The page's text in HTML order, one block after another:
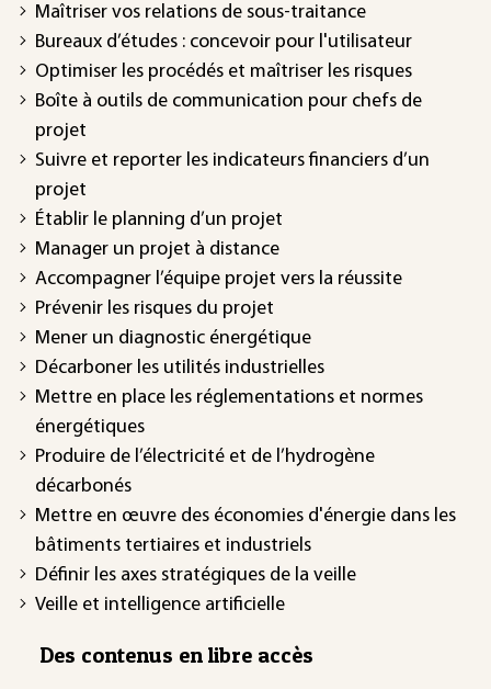
Maîtriser vos relations de sous-traitance
Bureaux d’études : concevoir pour l'utilisateur
Optimiser les procédés et maîtriser les risques
Boîte à outils de communication pour chefs de
projet
Suivre et reporter les indicateurs financiers d’un
projet
Établir le planning d’un projet
Manager un projet à distance
Accompagner l’équipe projet vers la réussite
Prévenir les risques du projet
Mener un diagnostic énergétique
Décarboner les utilités industrielles
Mettre en place les réglementations et normes
énergétiques
Produire de l’électricité et de l’hydrogène
décarbonés
Mettre en œuvre des économies d'énergie dans les
bâtiments tertiaires et industriels
Définir les axes stratégiques de la veille
Veille et intelligence artificielle
Des contenus en libre accès